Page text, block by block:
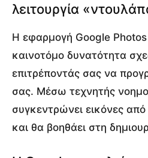
λειτουργία
Η εφαρμογή Google Photos
καινοτόμο δυνατότητα
επιτρέποντάς σας να
σας. Μέσω τεχνητής
συγκεντρώνει εικόνες
και θα βοηθάει στη